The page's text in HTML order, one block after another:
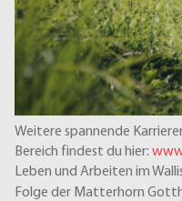
Weitere spannende
Bereich findest du hier:
Leben und Arbeiten im
Folge der Matterhorn